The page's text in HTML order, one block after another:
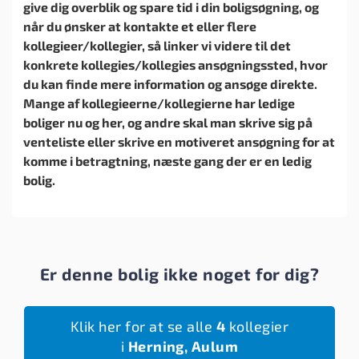
give dig overblik og spare tid i din boligsøgning, og
når du ønsker at kontakte et eller flere
kollegieer/kollegier, så linker vi videre til det
konkrete kollegies/kollegies ansøgningssted, hvor
du kan finde mere information og ansøge direkte.
Mange af kollegieerne/kollegierne har ledige
boliger nu og her, og andre skal man skrive sig på
venteliste eller skrive en motiveret ansøgning for at
komme i betragtning, næste gang der er en ledig
bolig.
Er denne bolig ikke noget for dig?
Klik her for at se alle 4 kollegier
i Herning, Aulum